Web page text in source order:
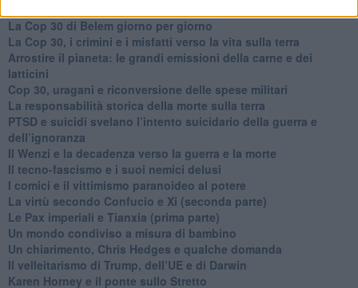
​La Cop 30 di Belem giorno per giorno
La Cop 30, i crimini e i misfatti verso la vita sulla terra
Arrostire il pianeta: le grandi emissioni della carne e dei
latticini
​Cop 30, uragani e riconversione delle spese militari
La responsabilità storica della morte sulla terra
PTSD e suicidi svelano l’intento suicidario della guerra e
dell’ignoranza
Il Wenzi e la decadenza verso la guerra e la morte
​Il tecno-fascismo e i suoi nemici delusi
​I comici e il vittimismo paranoideo al potere
​La virtù secondo Confucio e Xi (seconda parte)
Le Pax imperiali e Tianxia (prima parte)
Un mondo condiviso a misura di bambino
​Un chiarimento, Chris Hedges e qualche domanda
Il velleitarismo di Trump, dell’UE e di Darwin
​Karen Horney e il ponte sullo Stretto